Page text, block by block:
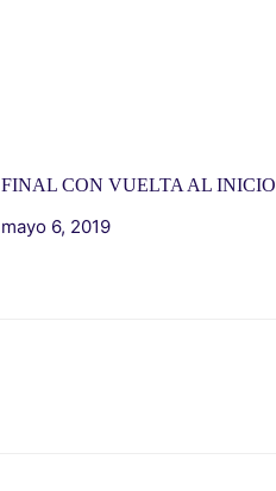
FINAL CON VUELTA AL INICIO
mayo 6, 2019